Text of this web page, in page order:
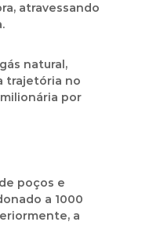
atravessando
natural,
trajetória no
por
poços e
a 1000
a